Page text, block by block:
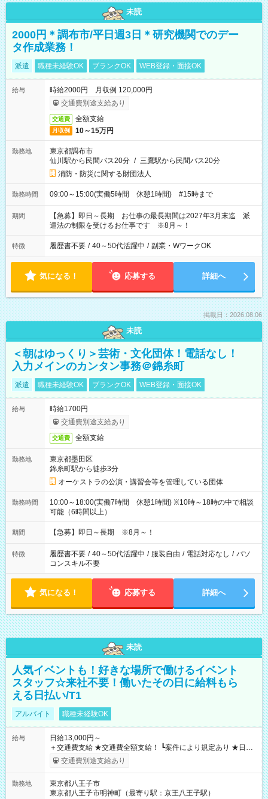
未読
2000円＊調布市/平日週3日＊研究機関でのデー
タ作成業務！
派遣 職種未経験OK ブランクOK WEB登録・面接OK
給与
時給2000円 月収例 120,000円
交通費別途支給あり
交通費 全額支給
月収例 10～15万円
勤務地
東京都調布市
仙川駅から民間バス20分 / 三鷹駅から民間バス20分
消防・防災に関する財団法人
勤務時間 09:00～15:00(実働5時間 休憩1時間) #15時まで
期間
【急募】即日～長期 お仕事の最長期間は2027年3月末迄 派
遣法の制限を受けるお仕事です ※8月～！
特徴 履歴書不要 / 40～50代活躍中 / 副業・WワークOK
気になる！ 応募する 詳細へ
掲載日：2026.08.06
未読
＜朝はゆっくり＞芸術・文化団体！電話なし！
入力メインのカンタン事務＠錦糸町
派遣 職種未経験OK ブランクOK WEB登録・面接OK
給与
時給1700円
交通費別途支給あり
交通費 全額支給
勤務地
東京都墨田区
錦糸町駅から徒歩3分
オーケストラの公演・講習会等を管理している団体
勤務時間
10:00～18:00(実働7時間 休憩1時間) ※10時～18時の中で相談
可能（6時間以上）
期間 【急募】即日～長期 ※8月～！
特徴 履歴書不要 / 40～50代活躍中 / 服装自由 / 電話対応なし / パソ
コンスキル不要
気になる！ 応募する 詳細へ
未読
人気イベントも！好きな場所で働けるイベント
スタッフ☆来社不要！働いたその日に給料もら
える日払い/T1
アルバイト 職種未経験OK
給与
日給13,000円～
＋交通費支給 ★交通費全額支給！ ┗案件により規定あり ★日払
いOK！（規定あり） ┗働いたその日に現金GET♪ お仕事後はコ
ンビニATMから 日払い分を引き落とせます！ 【試用期間】試
交通費別途支給あり
勤務地
東京都八王子市
東京都八王子市明神町（最寄り駅：京王八王子駅）